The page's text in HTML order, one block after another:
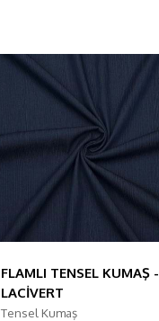
FLAMLI TENSEL KUMAŞ -
LACİVERT
Tensel Kumaş